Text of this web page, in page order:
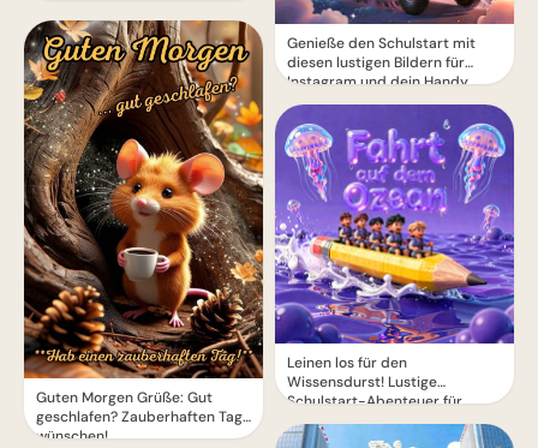
Guten Morgen Grüße: Gut
geschlafen? Zauberhaften Tag
wünschen!
Genieße den Schulstart mit
diesen lustigen Bildern für
Instagram und dein Handy
Leinen los für den
Wissensdurst! Lustige
Schulstart-Abenteuer für
Instagram.